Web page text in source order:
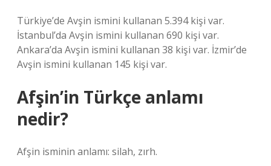
Türkiye’de Avşin ismini kullanan 5.394 kişi var.
İstanbul’da Avşin ismini kullanan 690 kişi var.
Ankara’da Avşin ismini kullanan 38 kişi var. İzmir’de
Avşin ismini kullanan 145 kişi var.
Afşin’in Türkçe anlamı
nedir?
Afşin isminin anlamı: silah, zırh.